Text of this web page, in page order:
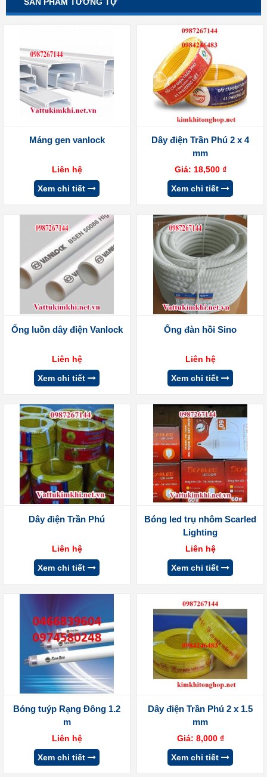
Máng gen vanlock
Liên hệ
Xem chi tiết
Dây điện Trần Phú 2 x 4
mm
Giá: 18,500 ₫
Xem chi tiết
Ống luồn dây điện Vanlock
Liên hệ
Xem chi tiết
Ống đàn hồi Sino
Liên hệ
Xem chi tiết
Dây điện Trần Phú
Liên hệ
Xem chi tiết
Bóng led trụ nhôm Scarled
Lighting
Liên hệ
Xem chi tiết
Bóng tuýp Rạng Đông 1.2
m
Liên hệ
Xem chi tiết
Dây điện Trần Phú 2 x 1.5
mm
Giá: 8,000 ₫
Xem chi tiết